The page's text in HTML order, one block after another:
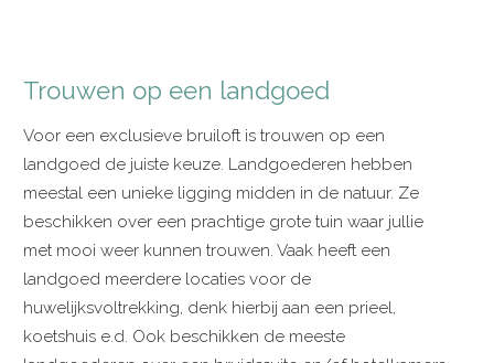
Trouwen op een landgoed
Voor een exclusieve bruiloft is trouwen op een
landgoed de juiste keuze. Landgoederen hebben
meestal een unieke ligging midden in de natuur. Ze
beschikken over een prachtige grote tuin waar jullie
met mooi weer kunnen trouwen. Vaak heeft een
landgoed meerdere locaties voor de
huwelijksvoltrekking, denk hierbij aan een prieel,
koetshuis e.d. Ook beschikken de meeste